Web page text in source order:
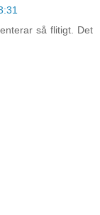
så flitigt. Det